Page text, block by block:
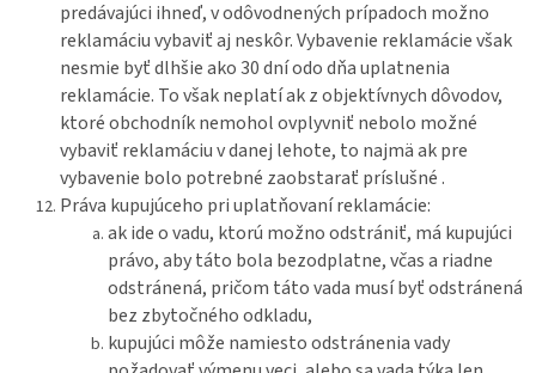
predávajúci ihneď, v odôvodnených prípadoch možno
reklamáciu vybaviť aj neskôr. Vybavenie reklamácie však
nesmie byť dlhšie ako 30 dní odo dňa uplatnenia
reklamácie. To však neplatí ak z objektívnych dôvodov,
ktoré obchodník nemohol ovplyvniť nebolo možné
vybaviť reklamáciu v danej lehote, to najmä ak pre
vybavenie bolo potrebné zaobstarať príslušné .
Práva kupujúceho pri uplatňovaní reklamácie:
ak ide o vadu, ktorú možno odstrániť, má kupujúci
právo, aby táto bola bezodplatne, včas a riadne
odstránená, pričom táto vada musí byť odstránená
bez zbytočného odkladu,
kupujúci môže namiesto odstránenia vady